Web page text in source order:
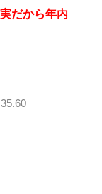
だから年内